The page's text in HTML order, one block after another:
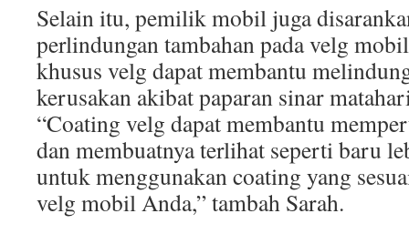
Selain itu, pemilik mobil juga
perlindungan tambahan pada velg
khusus velg dapat membantu
kerusakan akibat paparan sinar
“Coating velg dapat membantu
dan membuatnya terlihat seperti baru
untuk menggunakan coating yang
velg mobil Anda,” tambah Sarah.